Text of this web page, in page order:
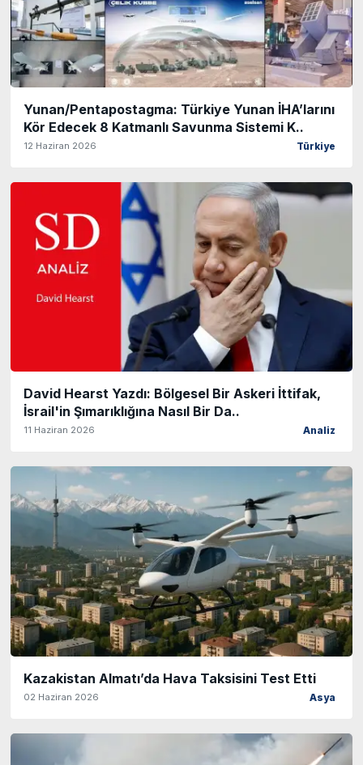
Yunan/Pentapostagma: Türkiye Yunan İHA’larını
Kör Edecek 8 Katmanlı Savunma Sistemi K..
12 Haziran 2026 Türkiye
David Hearst Yazdı: Bölgesel Bir Askeri İttifak,
İsrail'in Şımarıklığına Nasıl Bir Da..
11 Haziran 2026 Analiz
Kazakistan Almatı’da Hava Taksisini Test Etti
02 Haziran 2026 Asya